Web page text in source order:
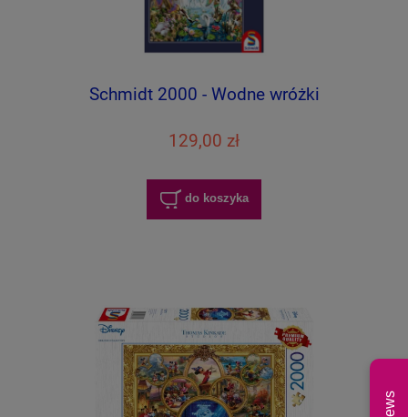
Schmidt 2000 - Wodne wróżki
129,00 zł
do koszyka
News